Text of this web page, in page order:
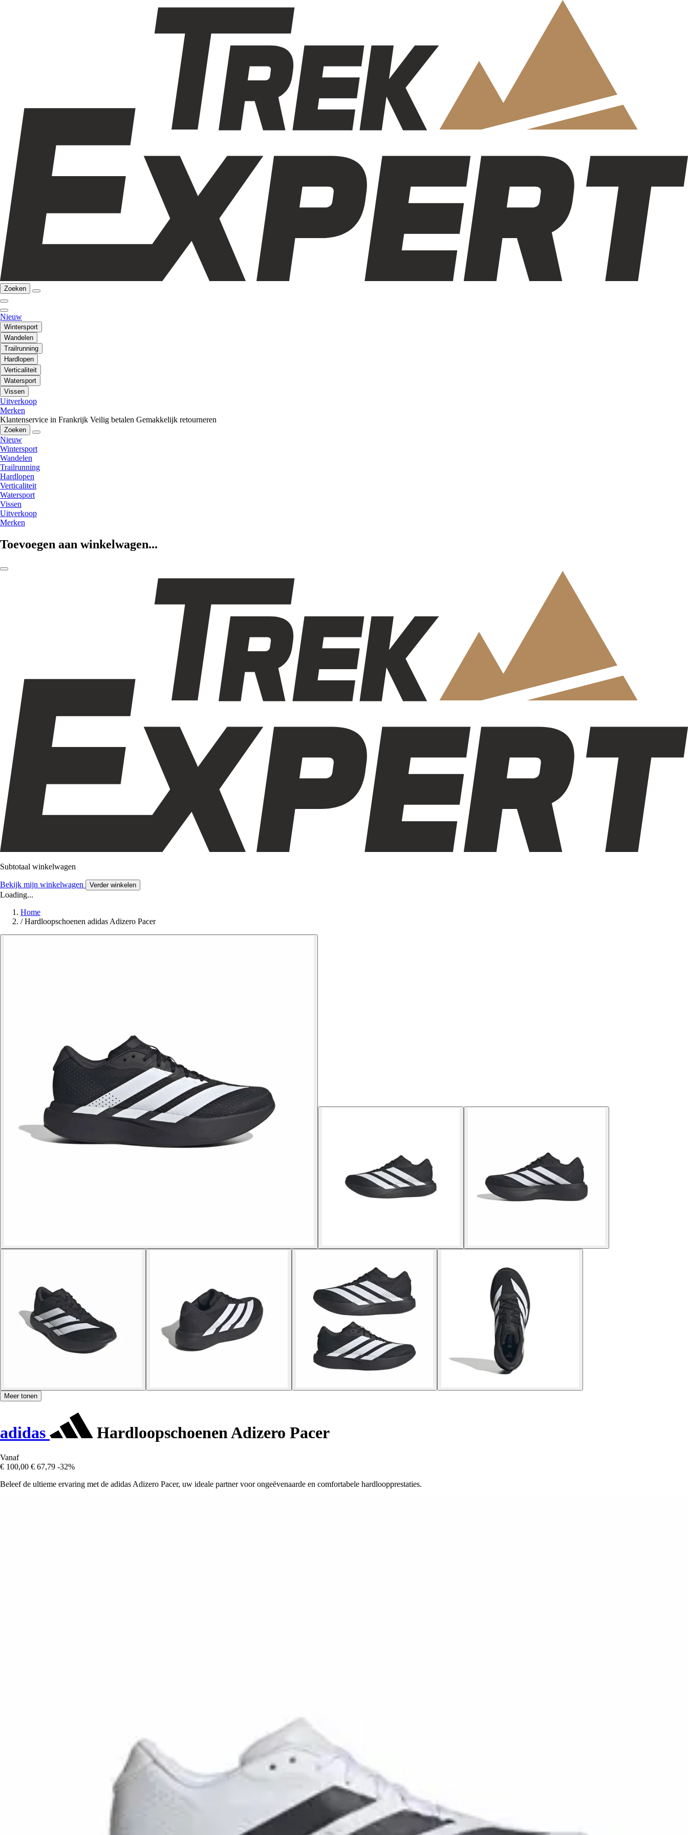
Zoeken
Nieuw
Wintersport
Wandelen
Trailrunning
Hardlopen
Verticaliteit
Watersport
Vissen
Uitverkoop
Merken
Klantenservice in Frankrijk Veilig betalen Gemakkelijk retourneren
Zoeken
Nieuw
Wintersport
Wandelen
Trailrunning
Hardlopen
Verticaliteit
Watersport
Vissen
Uitverkoop
Merken
Toevoegen aan winkelwagen...
Subtotaal winkelwagen
Bekijk mijn winkelwagen Verder winkelen
Loading...
Home
/ Hardloopschoenen adidas Adizero Pacer
Meer tonen
adidas Hardloopschoenen Adizero Pacer
Vanaf
€ 100,00 € 67,79 -32%
Beleef de ultieme ervaring met de adidas Adizero Pacer, uw ideale partner voor ongeëvenaarde en comfortabele hardloopprestaties.